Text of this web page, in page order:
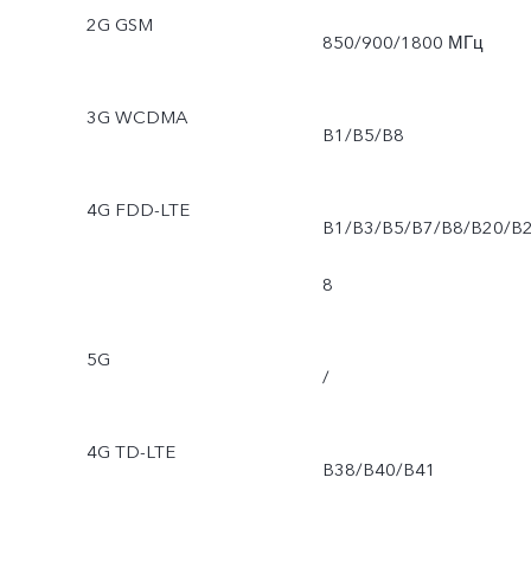
2G GSM
850/900/1800 МГц
3G WCDMA
B1/B5/B8
4G FDD-LTE
B1/B3/B5/B7/B8/B20/
8
5G
/
4G TD-LTE
B38/B40/B41